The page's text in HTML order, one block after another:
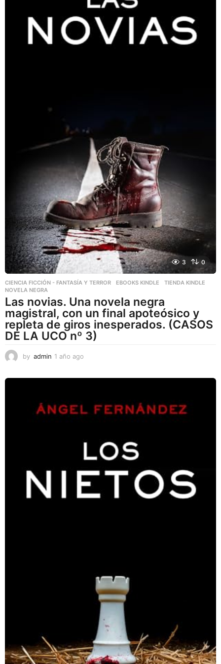
3 0
CIENCIA FICCIÓN - FANTASÍA Y TERROR ,EBOOKS KINDLE ,TIENDA KINDLE
NOVELA NEGRA
Las novias. Una novela negra
magistral, con un final apoteósico y
repleta de giros inesperados. (CASOS
DE LA UCO nº 3)
by admin 1 año ago
o